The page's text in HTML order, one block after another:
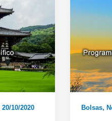
20/10/2020 Bolsas,